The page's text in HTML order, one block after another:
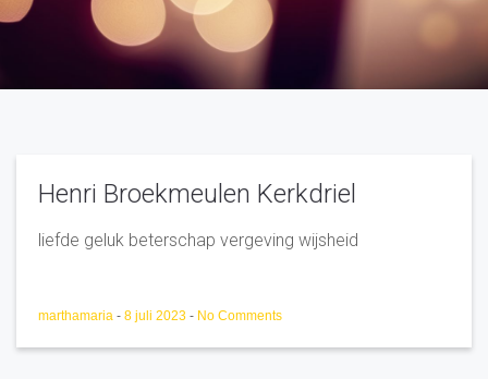
Henri Broekmeulen Kerkdriel
liefde geluk beterschap vergeving wijsheid
marthamaria - 8 juli 2023 - No Comments